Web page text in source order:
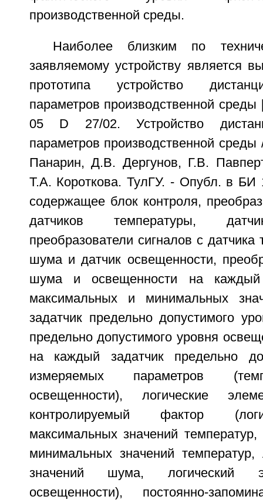
производственной среды.
Наиболее близким по
заявляемому устройству является
прототипа устройство
параметров производственной
05 D 27/02. Устройство
параметров производственной
Панарин, Д.В. Дергунов, Г.В.
Т.А. Короткова. ТулГУ. - Опубл. в БИ
содержащее блок контроля,
датчиков температуры,
преобразователи сигналов с датчика
шума и датчик освещенности,
шума и освещенности на каждый
максимальных и минимальных
задатчик предельно допустимого
предельно допустимого уровня
на каждый задатчик предельно
измеряемых параметров
освещенности), логические
контролируемый фактор
максимальных значений температур,
минимальных значений температур,
значений шума, логический
освещенности), постоянно-